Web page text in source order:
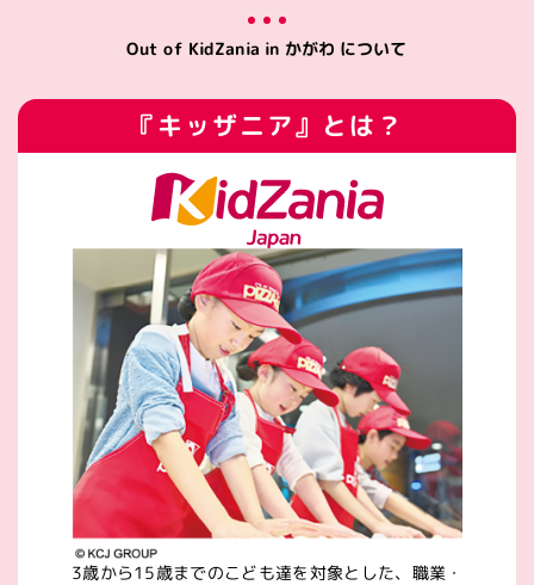
Out of KidZania in かがわ について
『キッザニア』とは？
3歳から15歳までのこども達を対象とした、職業・